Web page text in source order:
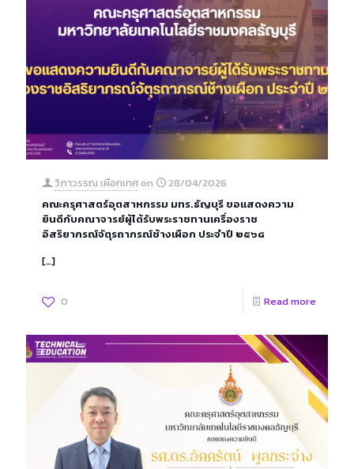
วิภาวรรณ เผือกเทศ on
28/04/2026
คณะครุศาสตร์อุตสาหกรรม มทร.ธัญบุรี ขอแสดงความ
ยินดีกับคณาจารย์ผู้ได้รับพระราชทานเครื่องราช
อิสริยาภรณ์จัตุรถาภรณ์ช้างเผือก ประจำปี ๒๕๖๘
[…]
0 Read more